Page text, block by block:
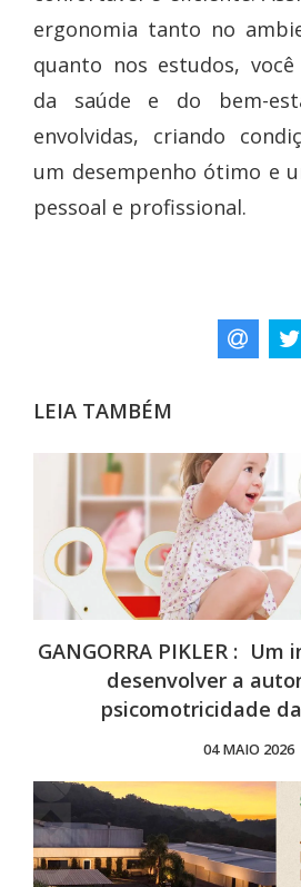
ergonomia tanto no
quanto nos estudos,
da saúde e do bem-
envolvidas, criando
um desempenho ótimo e
pessoal e profissional.
LEIA TAMBÉM
GANGORRA PIKLER :
desenvolver a
psicomotricidade
04 MAIO 2026